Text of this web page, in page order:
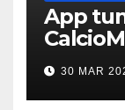
App
2026
30 MAR